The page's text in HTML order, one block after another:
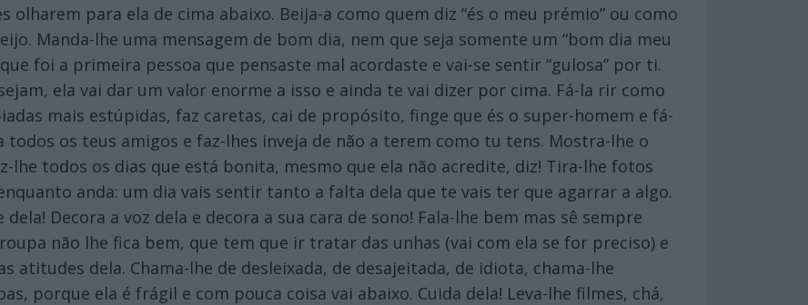
olharem para ela de cima abaixo. Beija-a como quem diz “és o meu prémio” ou como
Manda-lhe uma mensagem de bom dia, nem que seja somente um “bom dia meu
foi a primeira pessoa que pensaste mal acordaste e vai-se sentir “gulosa” por ti.
ela vai dar um valor enorme a isso e ainda te vai dizer por cima. Fá-la rir como
mais estúpidas, faz caretas, cai de propósito, finge que és o super-homem e fá-
todos os teus amigos e faz-lhes inveja de não a terem como tu tens. Mostra-lhe o
lhe todos os dias que está bonita, mesmo que ela não acredite, diz! Tira-lhe fotos
anda: um dia vais sentir tanto a falta dela que te vais ter que agarrar a algo.
Decora a voz dela e decora a sua cara de sono! Fala-lhe bem mas sê sempre
não lhe fica bem, que tem que ir tratar das unhas (vai com ela se for preciso) e
atitudes dela. Chama-lhe de desleixada, de desajeitada, de idiota, chama-lhe
porque ela é frágil e com pouca coisa vai abaixo. Cuida dela! Leva-lhe filmes, chá,